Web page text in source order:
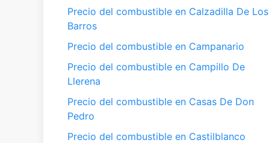
Precio del combustible en Calzadilla De Los
Barros
Precio del combustible en Campanario
Precio del combustible en Campillo De
Llerena
Precio del combustible en Casas De Don
Pedro
Precio del combustible en Castilblanco